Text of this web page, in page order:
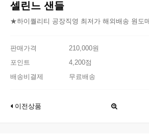
셀린느 샌들
★하이퀄리티 공장직영 최저가 해외배송 원도
판매가격
210,000원
포인트
4,200점
배송비결제
무료배송
이전상품